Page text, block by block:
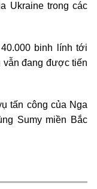
Ukraine trong các
binh lính tới
vẫn đang được tiến
tấn công của Nga
Sumy miền Bắc